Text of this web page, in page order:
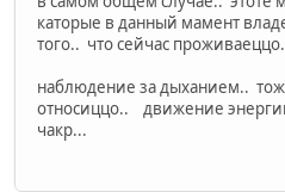
каторые в данный мамент
того.. что сейчас
наблюдение за дыханием..
относиццо.. движение
чакр...